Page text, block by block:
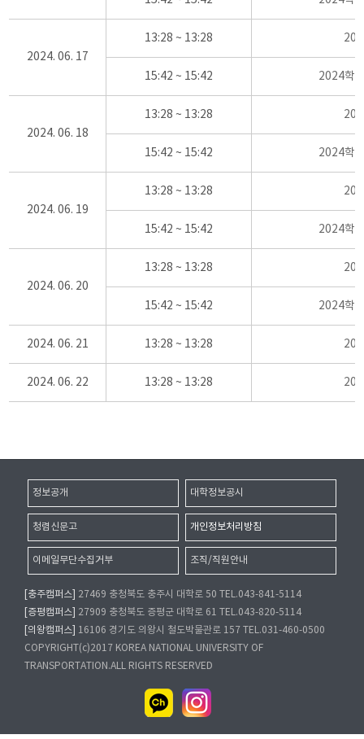
2024. 06. 17
13:28 ~ 13:28
15:42 ~ 15:42 2024학
2024. 06. 18
13:28 ~ 13:28
15:42 ~ 15:42 2024학
2024. 06. 19
13:28 ~ 13:28
15:42 ~ 15:42 2024학
2024. 06. 20
13:28 ~ 13:28
15:42 ~ 15:42 2024학
2024. 06. 21 13:28 ~ 13:28
2024. 06. 22 13:28 ~ 13:28
정보공개 대학정보공시
청렴신문고 개인정보처리방침
이메일무단수집거부 조직/직원안내
[충주캠퍼스]
27469 충청북도 충주시 대학로 50 TEL.043-841-5114
[증평캠퍼스]
27909 충청북도 증평군 대학로 61 TEL.043-820-5114
[의왕캠퍼스]
16106 경기도 의왕시 철도박물관로 157 TEL.031-460-0500
COPYRIGHT(c)2017 KOREA NATIONAL UNIVERSITY OF
TRANSPORTATION.ALL RIGHTS RESERVED